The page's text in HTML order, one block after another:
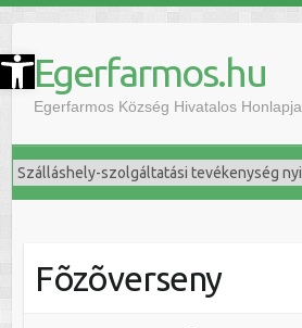
Eszköztár megnyitása Egerfarmos.hu
Egerfarmos Község Hivatalos Honlapja
Fõzõverseny